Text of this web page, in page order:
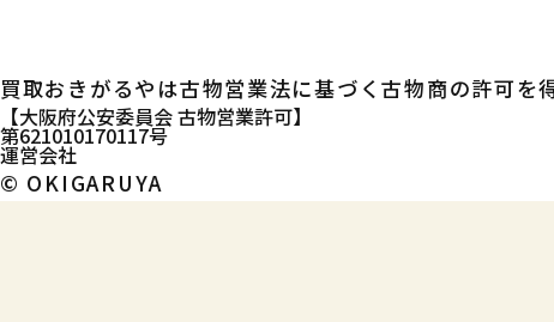
買取おきがるやは古物営業法に基づく古物商の許可を
大阪府公安委員会 古物営業許可
第621010170117号
運営会社
© OKIGARUYA